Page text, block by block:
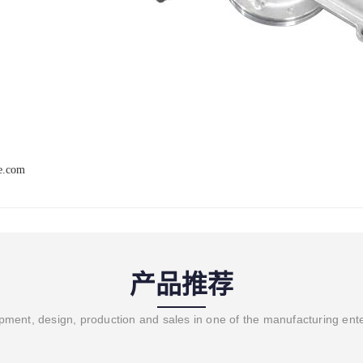
产品推荐
design, production and sales in one of the manufacturing